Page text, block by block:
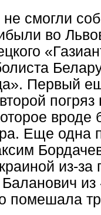
смогли
во
Первый
погряз
вроде
Еще одна
из-
Баланович
помешала